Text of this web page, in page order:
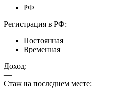
РФ
Регистрация в РФ:
Постоянная
Временная
Доход:
—
Стаж на последнем месте: